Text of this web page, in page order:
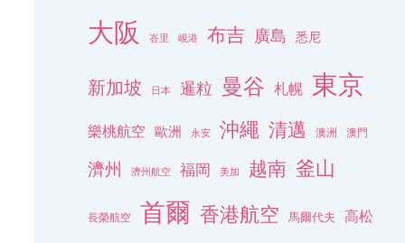
大阪 峇里 峴港 布吉 廣島 悉尼
新加坡 日本 暹粒 曼谷 札幌 東京
樂桃航空 歐洲 永安 沖繩 清邁 澳洲 澳門
濟州 濟州航空 福岡 美加 越南 釜山
長榮航空 首爾 香港航空 馬爾代夫 高松